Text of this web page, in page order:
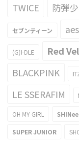
TWICE 防弾
セブンティーン
(G)I-DLE Red
BLACKPINK
LE SSERAFIM
OH MY GIRL SHINee
SUPER JUNIOR